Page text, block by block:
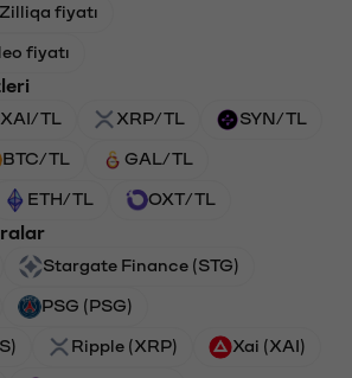
fiyatı
fiyatı
XAI/TL XRP/TL SYN/TL
BTC/TL GAL/TL
ETH/TL OXT/TL
Stargate Finance (STG)
PSG (PSG)
Ripple (XRP) Xai (XAI)